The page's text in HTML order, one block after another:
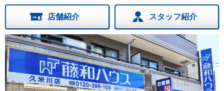
店舗紹介 スタッフ紹介